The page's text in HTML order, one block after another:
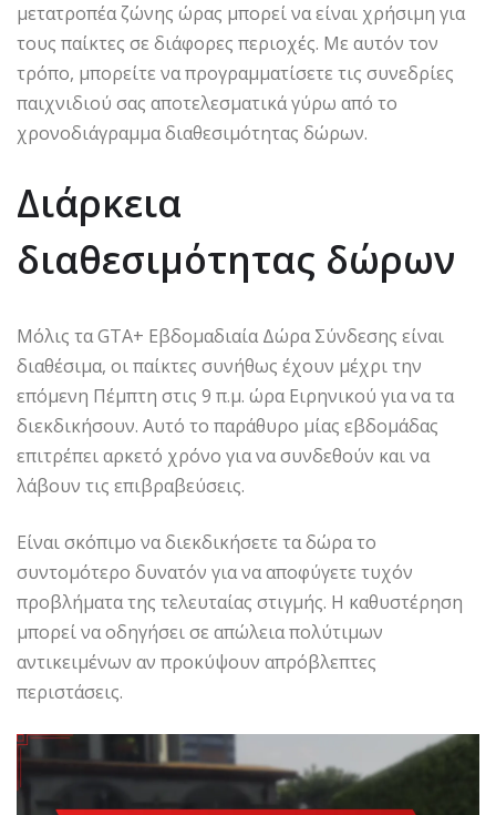
μετατροπέα ζώνης ώρας μπορεί να είναι χρήσιμη για
τους παίκτες σε διάφορες περιοχές. Με αυτόν τον
τρόπο, μπορείτε να προγραμματίσετε τις συνεδρίες
παιχνιδιού σας αποτελεσματικά γύρω από το
χρονοδιάγραμμα διαθεσιμότητας δώρων.
Διάρκεια
διαθεσιμότητας δώρων
Μόλις τα GTA+ Εβδομαδιαία Δώρα Σύνδεσης είναι
διαθέσιμα, οι παίκτες συνήθως έχουν μέχρι την
επόμενη Πέμπτη στις 9 π.μ. ώρα Ειρηνικού για να τα
διεκδικήσουν. Αυτό το παράθυρο μίας εβδομάδας
επιτρέπει αρκετό χρόνο για να συνδεθούν και να
λάβουν τις επιβραβεύσεις.
Είναι σκόπιμο να διεκδικήσετε τα δώρα το
συντομότερο δυνατόν για να αποφύγετε τυχόν
προβλήματα της τελευταίας στιγμής. Η καθυστέρηση
μπορεί να οδηγήσει σε απώλεια πολύτιμων
αντικειμένων αν προκύψουν απρόβλεπτες
περιστάσεις.